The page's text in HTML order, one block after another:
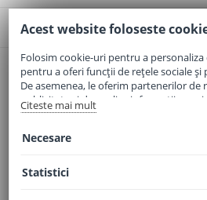
CONTACT
Email:office@elaptepraf.ro
Telefon:0745-964-449
Adresa:Sos. Borsului, Nr. 20, Oradea,
Acest website foloseste
Folosim cookie-uri pentru a
pentru a oferi funcții de rețele sociale
De asemenea, le oferim partenerilor de
publicitate și de analize informații cu
folosiți site-ul nostru. Aceștia le pot
Citeste mai mult
Necesare
Statistici